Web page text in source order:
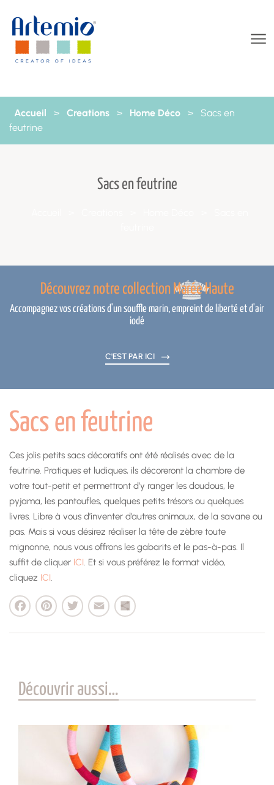
Accueil > Creations > Home Déco >
Sacs en
feutrine
Sacs en feutrine
Découvrez notre collection Marée Haute
Accompagnez vos créations d'un souffle marin, empreint de liberté et d'air
iodé
C'EST PAR ICI
Sacs en feutrine
Ces jolis petits sacs décoratifs ont été réalisés avec de la
feutrine. Pratiques et ludiques, ils décoreront la chambre de
votre tout-petit et permettront d’y ranger les doudous, le
pyjama, les pantoufles, quelques petits trésors ou quelques
livres. Libre à vous d’inventer d’autres animaux, de la savane ou
pas. Mais si vous désirez réaliser la tête de zèbre toute
mignonne, nous vous offrons les gabarits et le pas-à-pas. Il
suffit de cliquer ICI. Et si vous préférez le format vidéo,
cliquez ICI.
Découvrir aussi…